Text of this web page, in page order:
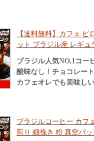
【送料無料】カフェ ピ
ット ブラジル産 レギ
ブラジル人気NO.1コー
酸味なし！チョコレー
カフェオレでも美味し
ブラジルコーヒー カフ
煎り 細挽き 粉 真空パ